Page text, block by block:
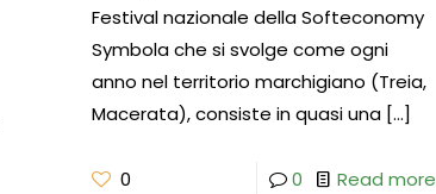
Festival nazionale della Softeconomy
Symbola che si svolge come ogni
anno nel territorio marchigiano (Treia,
Macerata), consiste in quasi una[…]
0 0 Read more